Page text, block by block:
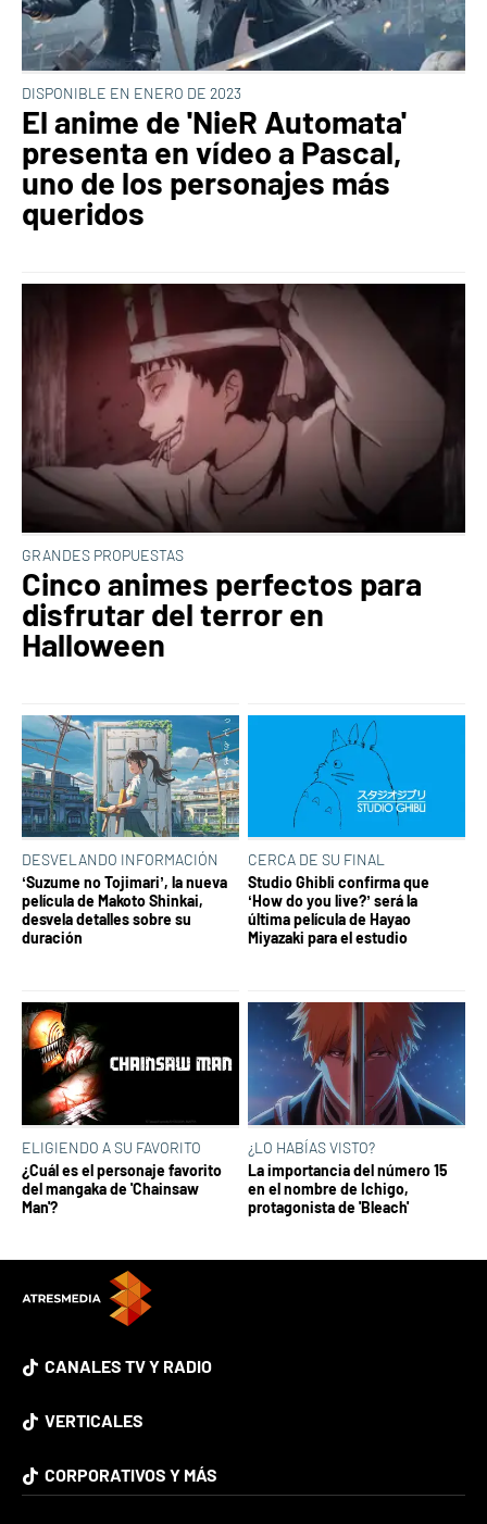
DISPONIBLE EN ENERO DE 2023
El anime de 'NieR Automata'
presenta en vídeo a Pascal,
uno de los personajes más
queridos
GRANDES PROPUESTAS
Cinco animes perfectos para
disfrutar del terror en
Halloween
DESVELANDO INFORMACIÓN
‘Suzume no Tojimari’, la nueva
película de Makoto Shinkai,
desvela detalles sobre su
duración
CERCA DE SU FINAL
Studio Ghibli confirma que
‘How do you live?’ será la
última película de Hayao
Miyazaki para el estudio
ELIGIENDO A SU FAVORITO
¿Cuál es el personaje favorito
del mangaka de 'Chainsaw
Man'?
¿LO HABÍAS VISTO?
La importancia del número 15
en el nombre de Ichigo,
protagonista de 'Bleach'
CANALES TV Y RADIO
VERTICALES
CORPORATIVOS Y MÁS